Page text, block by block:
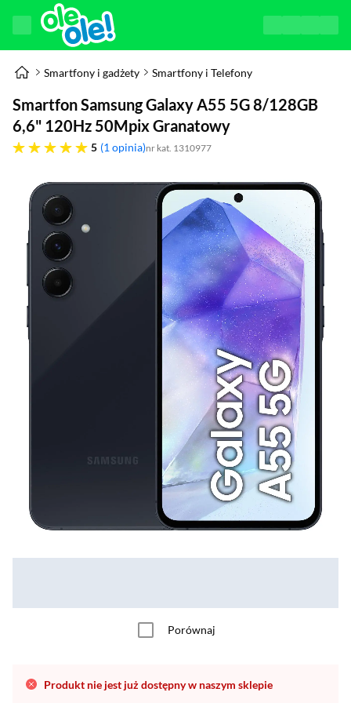
Smartfony i gadżety Smartfony i Telefony
Smartfon Samsung Galaxy A55 5G 8/128GB
6,6" 120Hz 50Mpix Granatowy
5
pięć gwiazdek 1 opinia nr kat. 1310977
Porównaj
Produkt nie jest już dostępny w naszym sklepie